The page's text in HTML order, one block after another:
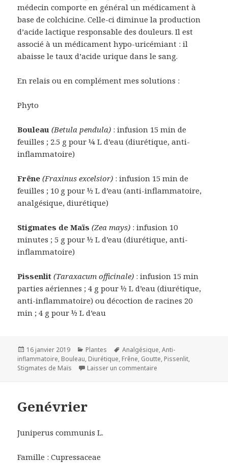
médecin comporte en général un médicament à
base de colchicine. Celle-ci diminue la production
d’acide lactique responsable des douleurs. Il est
associé à un médicament hypo-uricémiant : il
abaisse le taux d’acide urique dans le sang.
En relais ou en complément mes solutions :
Phyto
Bouleau (Betula pendula) : infusion 15 min de
feuilles ; 2.5 g pour ¼ L d’eau (diurétique, anti-
inflammatoire)
Frêne (Fraxinus excelsior) : infusion 15 min de
feuilles ; 10 g pour ½ L d’eau (anti-inflammatoire,
analgésique, diurétique)
Stigmates de Maïs(Zea mays) : infusion 10
minutes ; 5 g pour ½ L d’eau (diurétique, anti-
inflammatoire)
Pissenlit (Taraxacum officinale) : infusion 15 min
parties aériennes ; 4 g pour ½ L d’eau (diurétique,
anti-inflammatoire) ou décoction de racines 20
min ; 4 g pour ½ L d’eau
Publié
le
16 janvier 2019 Catégories
Plantes
Mots-
clés
Analgésique,Anti-
inflammatoire, Bouleau, Diurétique, Frêne, Goutte, Pissenlit,
Stigmates de Maïs
Laisser un commentaire
Genévrier
Juniperus communis L.
Famille : Cupressaceae